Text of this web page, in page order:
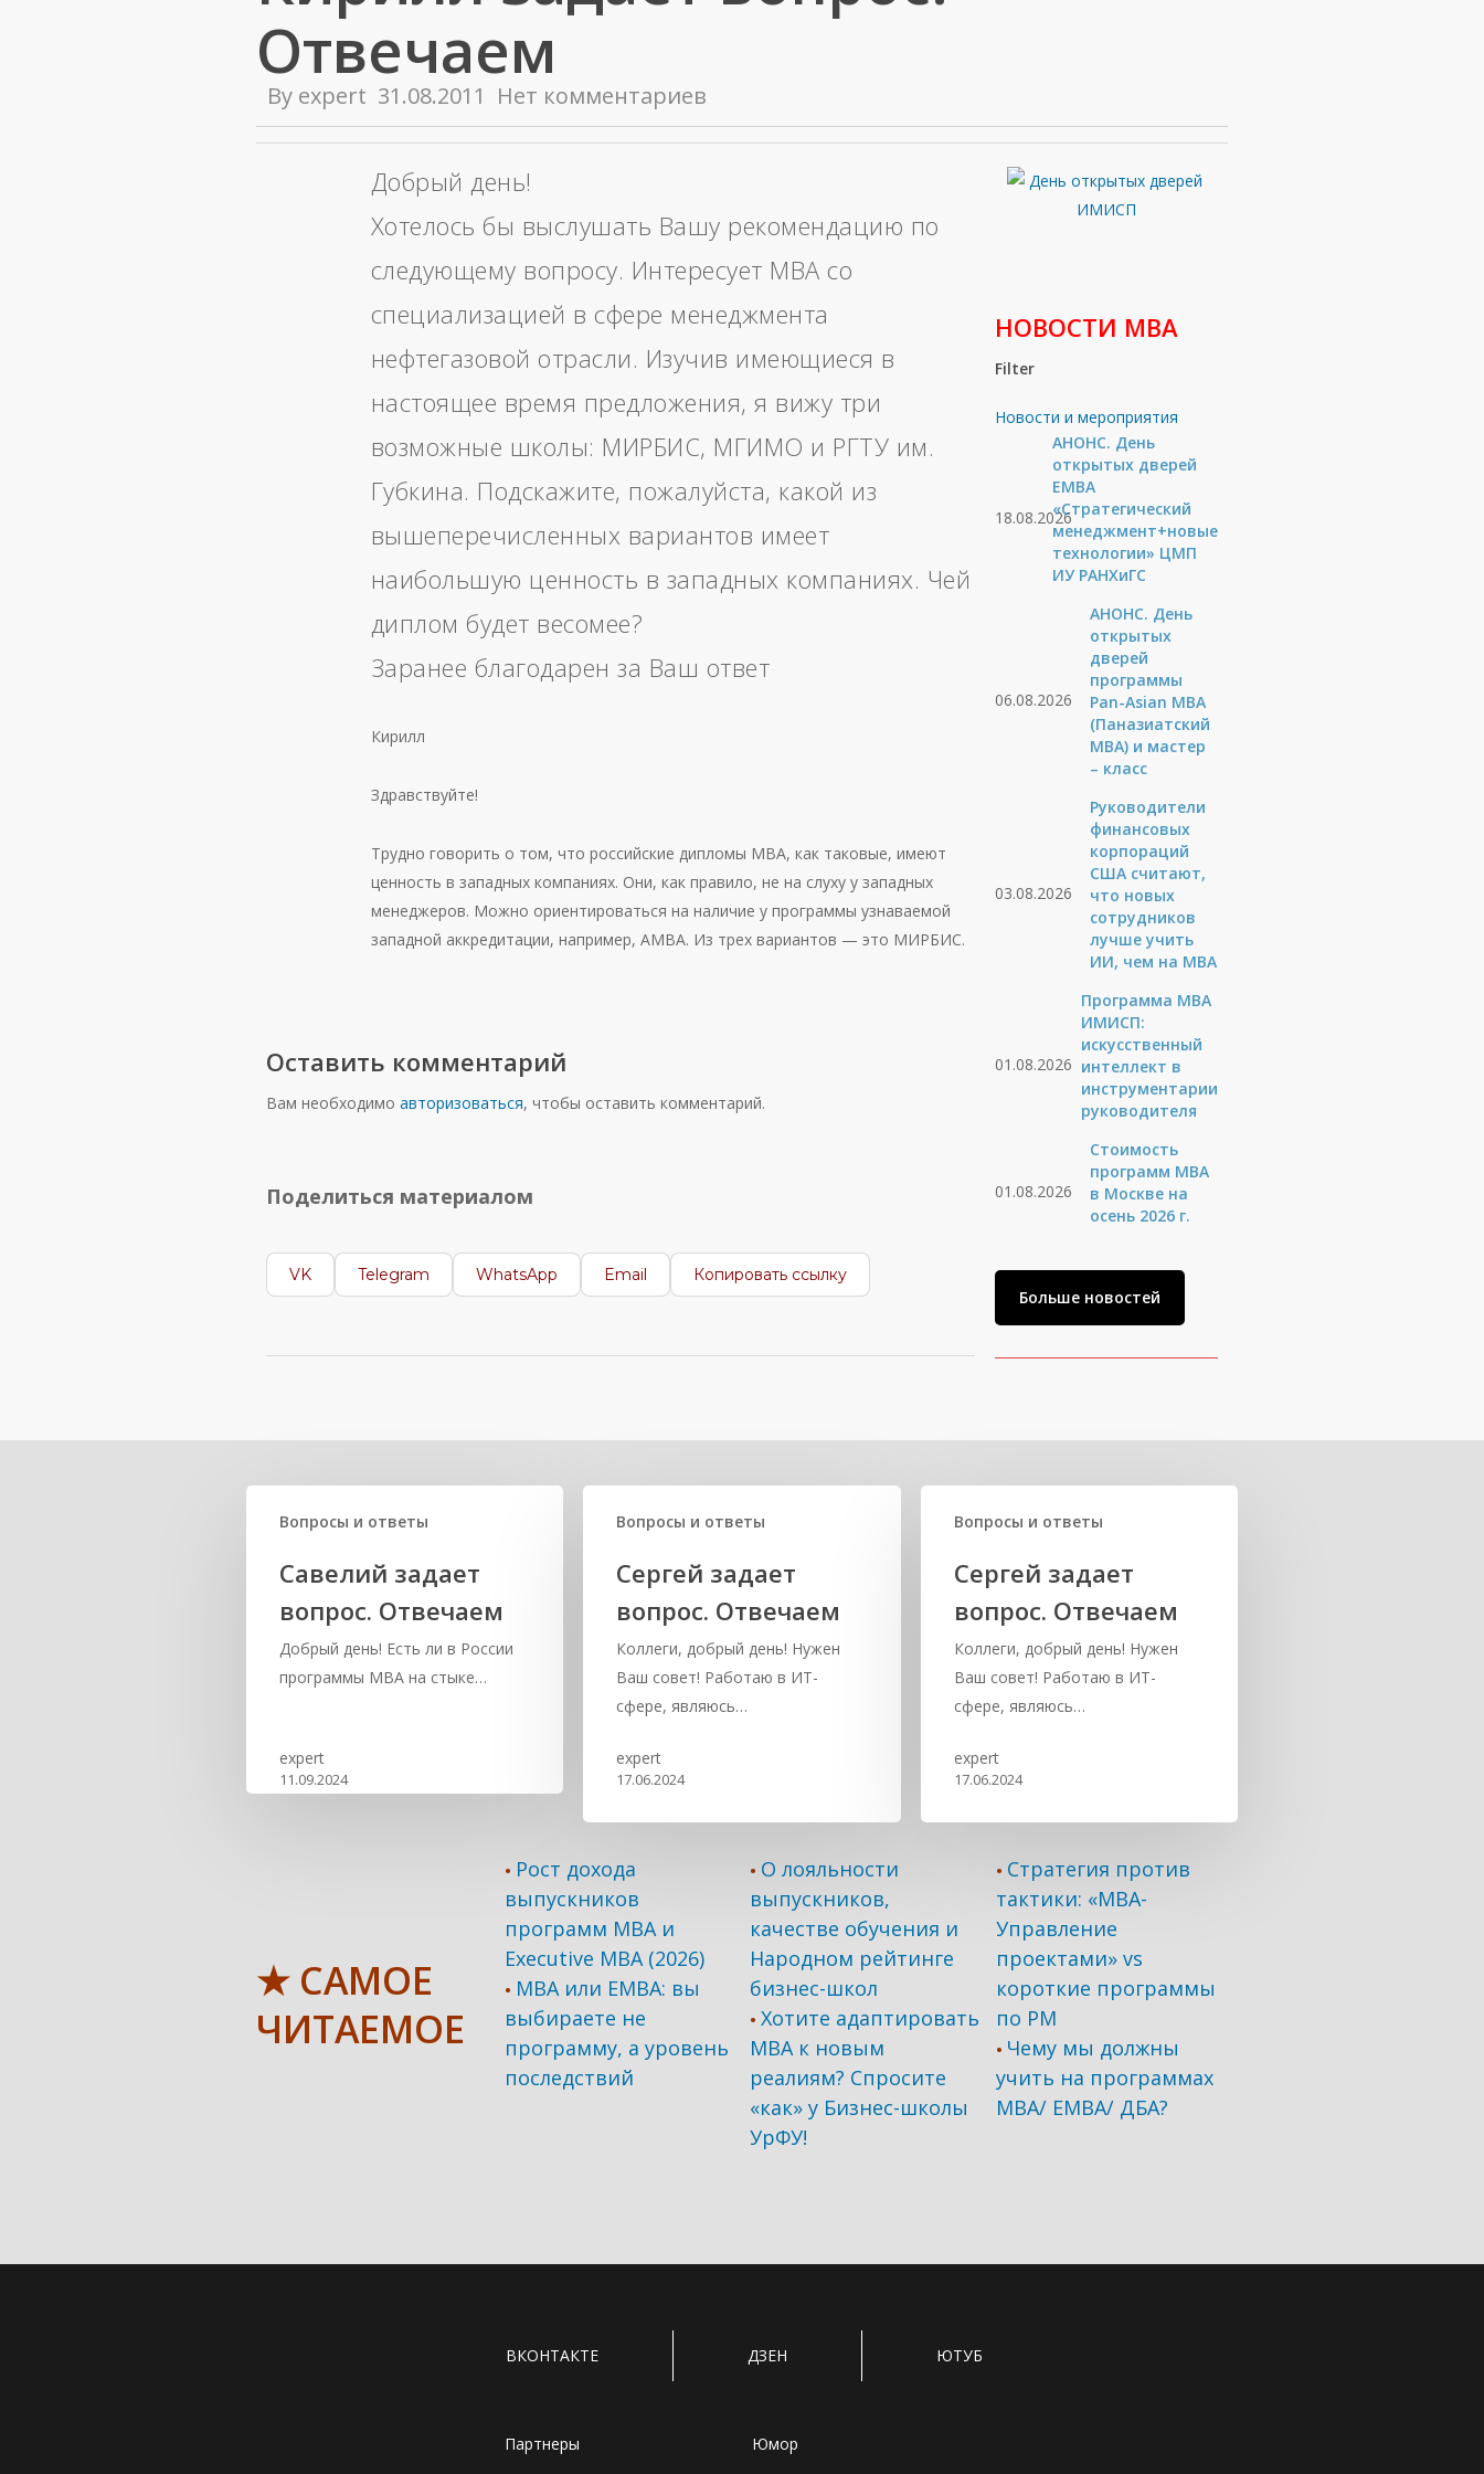
Отвечаем
By expert 31.08.2011 Нет комментариев
Добрый день!
Хотелось бы выслушать Вашу рекомендацию по
следующему вопросу. Интересует MBA со
специализацией в сфере менеджмента
нефтегазовой отрасли. Изучив имеющиеся в
настоящее время предложения, я вижу три
возможные школы: МИРБИС, МГИМО и РГТУ им.
Губкина. Подскажите, пожалуйста, какой из
вышеперечисленных вариантов имеет
наибольшую ценность в западных компаниях. Чей
диплом будет весомее?
Заранее благодарен за Ваш ответ
Кирилл
Здравствуйте!
Трудно говорить о том, что российские дипломы МВА, как таковые, имеют
ценность в западных компаниях. Они, как правило, не на слуху у западных
менеджеров. Можно ориентироваться на наличие у программы узнаваемой
западной аккредитации, например, АМВА. Из трех вариантов — это МИРБИС.
Оставить комментарий
Вам необходимо авторизоваться, чтобы оставить комментарий.
Поделиться материалом
VK Telegram WhatsApp Email Копировать ссылку
НОВОСТИ МВА
Filter
Новости и мероприятия
18.08.2026
АНОНС. День
открытых дверей
ЕМВА
«Стратегический
менеджмент+новые
технологии» ЦМП
ИУ РАНХиГС
06.08.2026
АНОНС. День
открытых
дверей
программы
Pan-Asian MBA
(Паназиатский
MBA) и мастер
– класс
03.08.2026
Руководители
финансовых
корпораций
США считают,
что новых
сотрудников
лучше учить
ИИ, чем на МВА
01.08.2026
Программа MBA
ИМИСП:
искусственный
интеллект в
инструментарии
руководителя
01.08.2026
Стоимость
программ MBA
в Москве на
осень 2026 г.
Больше новостей
Вопросы и ответы
Савелий задает
вопрос. Отвечаем
Добрый день! Есть ли в России
программы MBA на стыке…
expert
11.09.2024
Вопросы и ответы
Сергей задает
вопрос. Отвечаем
Коллеги, добрый день! Нужен
Ваш совет! Работаю в ИТ-
сфере, являюсь…
expert
17.06.2024
Вопросы и ответы
Сергей задает
вопрос. Отвечаем
Коллеги, добрый день! Нужен
Ваш совет! Работаю в ИТ-
сфере, являюсь…
expert
17.06.2024
★ САМОЕ
ЧИТАЕМОЕ
• Рост дохода
выпускников
программ МВА и
Executive MBA (2026)
• MBA или EMBA: вы
выбираете не
программу, а уровень
последствий
• О лояльности
выпускников,
качестве обучения и
Народном рейтинге
бизнес-школ
•Хотите адаптировать
МВА к новым
реалиям? Спросите
«как» у Бизнес-школы
УрФУ!
• Стратегия против
тактики: «МВА-
Управление
проектами» vs
короткие программы
по PM
• Чему мы должны
учить на программах
МВА/ ЕМВА/ ДБА?
ВКОНТАКТЕ ДЗЕН ЮТУБ
Партнеры Юмор